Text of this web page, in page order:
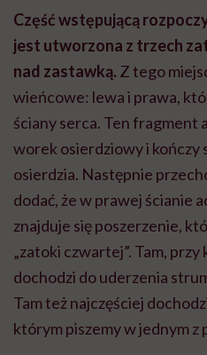
Część wstępującą
jest utworzona z trzech
nad zastawką. Z tego
wieńcowe: lewa i prawa,
ściany serca. Ten fragment
worek osierdziowy i kończy
osierdzia. Następnie
dodać, że w prawej ścianie
znajduje się poszerzenie,
„zatoki czwartej”. Tam,
dochodzi do uderzenia
Tam też najczęściej
którym piszemy w jednym z